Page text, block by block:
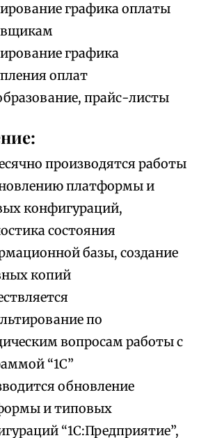
графика оплаты
графика
оплат
прайс-листы
производятся работы
платформы и
конфигураций,
состояния
базы, создание
копий
по
вопросам работы с
“1С”
обновление
и типовых
“1С:Предприятие”,